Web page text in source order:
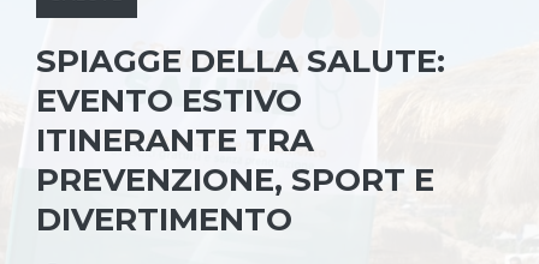
SPIAGGE DELLA SALUTE:
EVENTO ESTIVO
ITINERANTE TRA
PREVENZIONE, SPORT E
DIVERTIMENTO